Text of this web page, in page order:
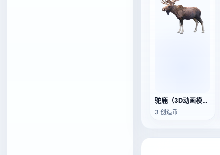
驼鹿（3D动画模型）
3 创造币